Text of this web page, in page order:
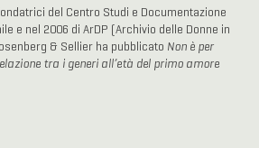
del Centro Studi e Documentazione
e nel 2006 di ArDP (Archivio delle Donne in
& Sellier ha pubblicato Non è per
tra i generi all’età del primo amore